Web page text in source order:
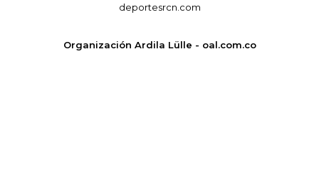
deportesrcn.com
Organización Ardila Lülle - oal.com.co